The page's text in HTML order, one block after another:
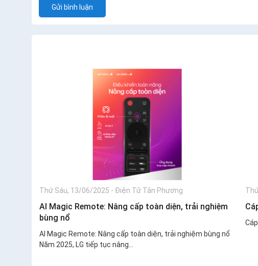
Gửi bình luận
Thứ Sáu, 13/06/2025 - Điện Tử Tân Phương
AI Magic Remote: Nâng cấp toàn diện, trải nghiệm
bùng nổ
AI Magic Remote: Nâng cấp toàn diện, trải nghiệm bùng nổ
Năm 2025, LG tiếp tục nâng...